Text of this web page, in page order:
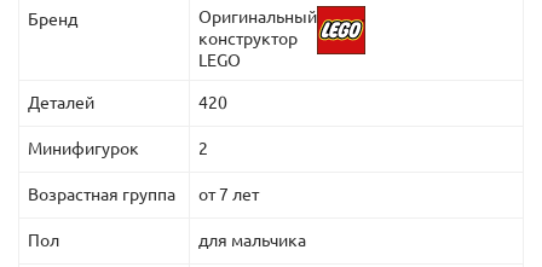
Бренд
Оригинальный
конструктор
LEGO
Деталей 420
Минифигурок 2
Возрастная группа от 7 лет
Пол для мальчика